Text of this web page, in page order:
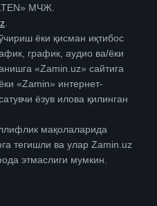
МЧЖ.
ёки қисман иқтибос
график, аудио ва/ёки
«Zamin.uz» сайтига
«Zamin» интернет-
ёзув илова қилинган
мақолаларида
тегишли ва улар Zamin.uz
этмаслиги мумкин.